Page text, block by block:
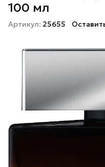
100 мл
Артикул: 25655